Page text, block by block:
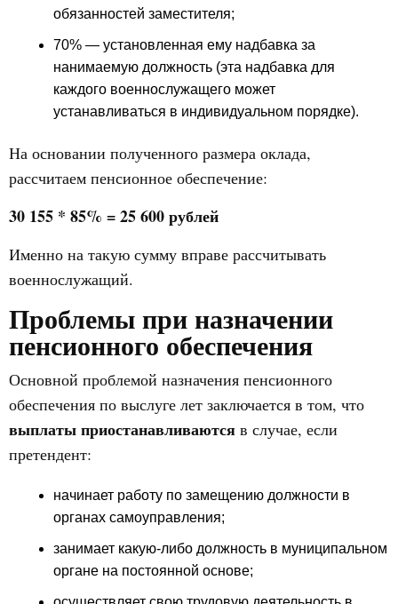
обязанностей заместителя;
70% — установленная ему надбавка за
нанимаемую должность (эта надбавка для
каждого военнослужащего может
устанавливаться в индивидуальном порядке).
На основании полученного размера оклада,
рассчитаем пенсионное обеспечение:
30 155 * 85% = 25 600 рублей
Именно на такую сумму вправе рассчитывать
военнослужащий.
Проблемы при назначении
пенсионного обеспечения
Основной проблемой назначения пенсионного
обеспечения по выслуге лет заключается в том, что
выплаты приостанавливаются в случае, если
претендент:
начинает работу по замещению должности в
органах самоуправления;
занимает какую-либо должность в муниципальном
органе на постоянной основе;